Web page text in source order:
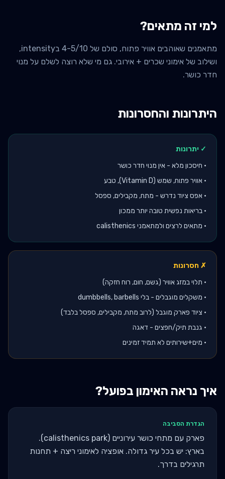
למי זה מתאים?
מתאמנים שאוהבים אוויר פתוח, סולם של 4-5/10 בintensity,
ושילוב של אימוני שכרים + אירובי. גם מי שלא רוצה לשלם על מנוי
חדר כושר.
היתרונות והחסרונות
✓ יתרונות
• חיסכון מלא - אין מנוי חדר כושר
• אוויר פתוח, שמש (Vitamin D), טבע
• אפס ציוד נדרש - מתח, מקבילים, ספסל
• בריאות נפשית טובה יותר ממכון
• מתאים לרצים ולמתאמני calisthenics
✗ חסרונות
• תלוי במזג אוויר (גשם, חום, רוח חזקה)
• משקלים מוגבלים - בלי dumbbells, barbells
• ציוד פארק מוגבל (לרוב מתח, מקבילים, ספסל בלבד)
• גנבת תיק/חפצים - דאגה
• מים+שירותים לא תמיד זמינים
איך נראה האימון בפועל?
הגדרת הסביבה
פארק עם מתחי כושר עירוניים (calisthenics park).
בארץ: יש בכל עיר גדולה. אופציה לאימוני ריצה + תחנות
תרגילים בדרך.